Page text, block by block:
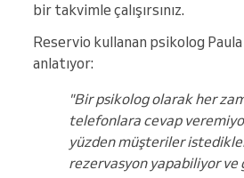
bir takvimle çalışırsınız.
Reservio kullanan psikolog
anlatıyor:
"Bir psikolog olarak her
telefonlara cevap
yüzden müşteriler
rezervasyon yapabiliyor ve